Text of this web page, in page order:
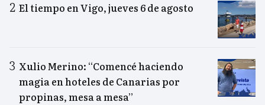
El tiempo en Vigo, jueves 6 de agosto
Xulio Merino: “Comencé haciendo
magia en hoteles de Canarias por
propinas, mesa a mesa”